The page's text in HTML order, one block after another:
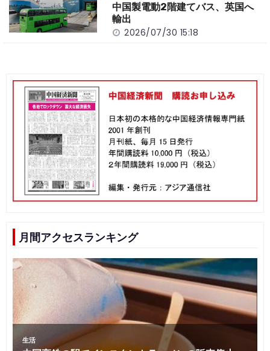
中国製電動2階建てバス、英国へ
輸出
2026/07/30 15:18
月間アクセスランキング